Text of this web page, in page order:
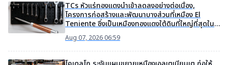
TCs หัวแร่ทองแดงนำเข้าลดลงอย่างต่อเนื่อง,
โครงการก่อสร้างและพัฒนาบางส่วนที่เหมือง El
Teniente ซึ่งเป็นเหมืองทองแดงใต้ดินที่ใหญ่ที่สุดใน
โลกถูกระงับ [SMM สรุปหัวแร่ทองแดงสปอตราย
สัปดาห์]
Aug 07, 2026 06:59